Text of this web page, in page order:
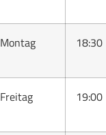
Montag 18:30
Freitag 19:00